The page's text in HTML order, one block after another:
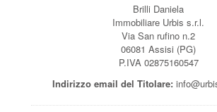
Brilli Daniela
Immobiliare Urbis s.r.l.
Via San rufino n.2
06081 Assisi (PG)
P.IVA 02875160547
Indirizzo email del Titolare: